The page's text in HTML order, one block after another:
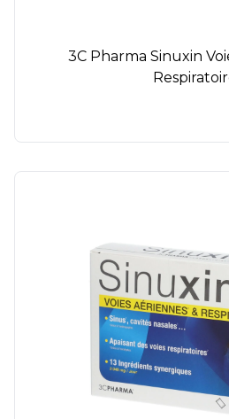
3C Pharma Sinuxin